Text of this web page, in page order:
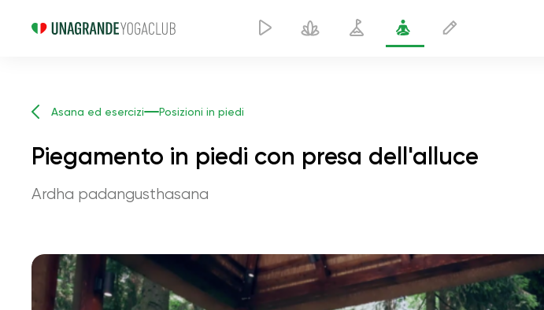
Asana ed esercizi Posizioni in piedi
Piegamento in piedi con presa dell'alluce
Ardha padangusthasana